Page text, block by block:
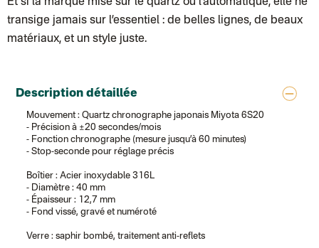
Colissimo suivi (expédition April Eleven)
Luxembourg
Lettre prioritaire
Colissimo suivi (expédition Toi-même)
Colissimo suivi (expédition April Eleven)
Suisse
Lettre prioritaire
Chronopost International
Colissimo suivi (expédition Toi-même)
DPD colis suivi (expédition Bounce)
transige jamais sur l’essentiel : de belles lignes, de beaux
matériaux, et un style juste.
Description détaillée
Mouvement : Quartz chronographe japonais Miyota 6S20
- Précision à ±20 secondes/mois
- Fonction chronographe (mesure jusqu’à 60 minutes)
- Stop-seconde pour réglage précis
Boîtier : Acier inoxydable 316L
- Diamètre : 40 mm
- Épaisseur : 12,7 mm
- Fond vissé, gravé et numéroté
Verre : saphir bombé, traitement anti-reflets